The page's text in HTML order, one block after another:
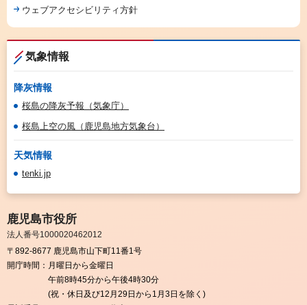
ウェブアクセシビリティ方針
気象情報
降灰情報
桜島の降灰予報（気象庁）
桜島上空の風（鹿児島地方気象台）
天気情報
tenki.jp
鹿児島市役所
法人番号1000020462012
〒892-8677 鹿児島市山下町11番1号
開庁時間： 月曜日から金曜日
午前8時45分から午後4時30分
(祝・休日及び12月29日から1月3日を除く)